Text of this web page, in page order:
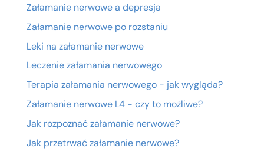
Załamanie nerwowe a depresja
Załamanie nerwowe po rozstaniu
Leki na załamanie nerwowe
Leczenie załamania nerwowego
Terapia załamania nerwowego - jak wygląda?
Załamanie nerwowe L4 - czy to możliwe?
Jak rozpoznać załamanie nerwowe?
Jak przetrwać załamanie nerwowe?